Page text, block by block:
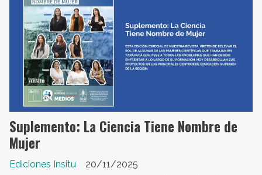
Suplemento: La Ciencia Tiene Nombre de
Mujer
Ediciones Insitu
20/11/2025